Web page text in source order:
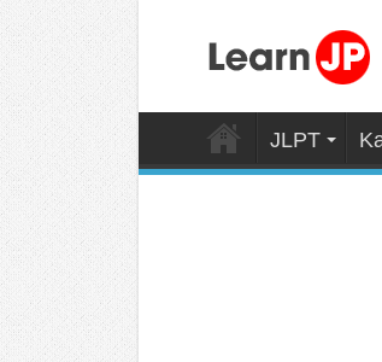
JLPT